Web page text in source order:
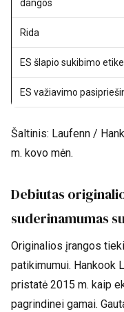
dangos
Rida
ES šlapio sukibimo
ES važiavimo
Šaltinis: Laufenn /
m. kovo mėn.
Debiutas
suderinamumas
Originalios įrangos
patikimumui. Hankook
pristatė 2015 m. kaip
pagrindinei gamai.